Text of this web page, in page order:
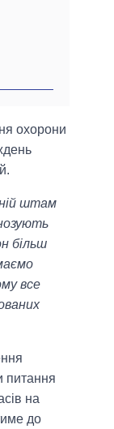
охорони
штам
більш
все
питання
на
до